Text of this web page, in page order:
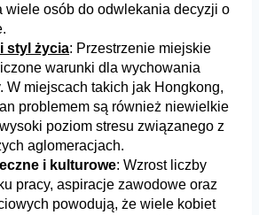
wiele osób do odwlekania decyzji o
styl życia: Przestrzenie miejskie
warunki dla wychowania
W miejscach takich jak Hongkong,
problemem są również niewielkie
poziom stresu związanego z
aglomeracjach.
i kulturowe: Wzrost liczby
pracy, aspiracje zawodowe oraz
powodują, że wiele kobiet